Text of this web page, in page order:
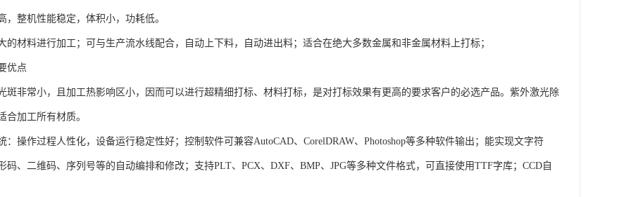
，整机性能稳定，体积小，功耗低。
的材料进行加工；可与生产流水线配合，自动上下料，自动进出料；适合在绝大多数金属和非金属材料上打标；
优点
斑非常小，且加工热影响区小，因而可以进行超精细打标、材料打标，是对打标效果有更高的要求客户的必选产品。紫外激光除
合加工所有材质。
：操作过程人性化，设备运行稳定性好；控制软件可兼容AutoCAD、CorelDRAW、Photoshop等多种软件输出；能实现文字符
码、二维码、序列号等的自动编排和修改；支持PLT、PCX、DXF、BMP、JPG等多种文件格式，可直接使用TTF字库；CCD自